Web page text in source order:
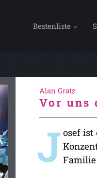
Bestenliste
Alan Gratz
Vor uns
J osef ist
Familie